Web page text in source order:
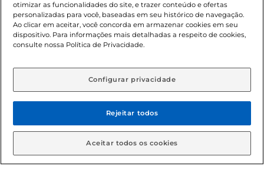
sofrer alterações sem prévia notificação. Proibida a venda
de bebidas alcoólicas para menores de 18 anos, conforme
Lei n.º 8069/90, art. 81, inciso II (Estatuto da Criança e do
Adolescente). Preços e condições exclusivos para o
aviso prévio. O valor mínimo para as compras on-line é de
© 2026 Copyright. Todos os direitos
reservados Gbarbosa.
otimizar as funcionalidades do site, e trazer conteúdo e ofertas
personalizadas para você, baseadas em seu histórico de navegação.
Ao clicar em aceitar, você concorda em armazenar cookies em seu
dispositivo. Para informações mais detalhadas a respeito de cookies,
consulte nossa Política de Privacidade.
Configurar privacidade
Rejeitar todos
Aceitar todos os cookies